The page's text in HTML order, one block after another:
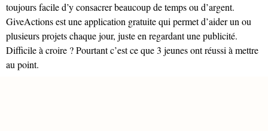
toujours facile d’y consacrer beaucoup de temps ou d’argent.
GiveActions est une application gratuite qui permet d’aider un ou
plusieurs projets chaque jour, juste en regardant une publicité.
Difficile à croire ? Pourtant c’est ce que 3 jeunes ont réussi à mettre
au point.